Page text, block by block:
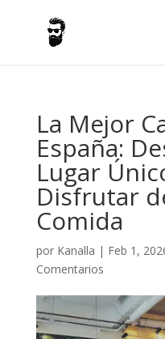
La Mejor
España:
Lugar
Disfrutar
Comida
por Kanalla | Feb 1,
Comentarios